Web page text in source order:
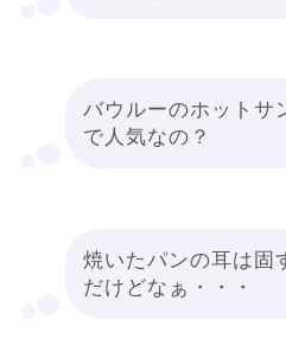
バウルーのホットサ
で人気なの？
焼いたパンの耳は固
だけどなぁ・・・